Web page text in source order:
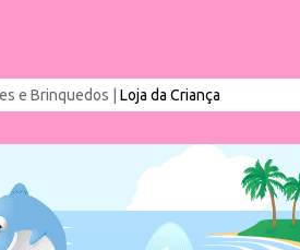
e Brinquedos | Loja da Criança